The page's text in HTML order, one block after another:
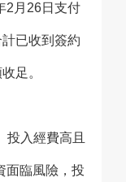
2月26日支付
已收到簽約
足。
投入經費高且
面臨風險，投